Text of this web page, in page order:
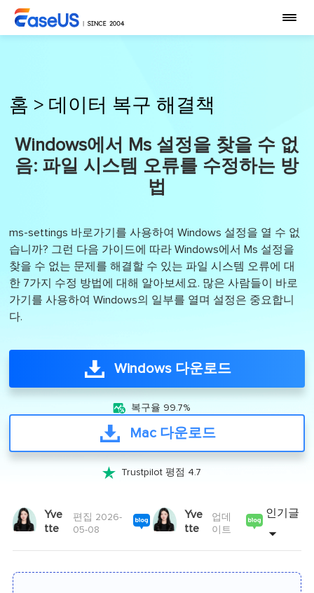
홈 > 데이터 복구 해결책
Windows에서 Ms 설정을 찾을 수 없
음: 파일 시스템 오류를 수정하는 방
법
ms-settings 바로가기를 사용하여 Windows 설정을 열 수 없
습니까? 그런 다음 가이드에 따라 Windows에서 Ms 설정을
찾을 수 없는 문제를 해결할 수 있는 파일 시스템 오류에 대
한 7가지 수정 방법에 대해 알아보세요. 많은 사람들이 바로
가기를 사용하여 Windows의 일부를 열며 설정은 중요합니
다.
Windows 다운로드
 복구율 99.7%
Mac 다운로드
 Trustpilot 평점 4.7
Yve
tte
편집 2026-
05-08
Yve
tte
업데
이트
인기글